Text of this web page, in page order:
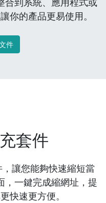
你的產品更易使用。
件
套件
讓您能夠快速縮短當
，一鍵完成縮網址，提
快速更方便。